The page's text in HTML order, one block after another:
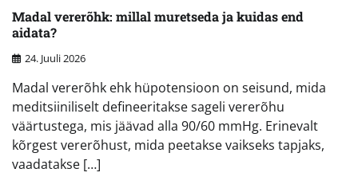
Madal vererõhk: millal muretseda ja kuidas end
aidata?
24. Juuli 2026
Madal vererõhk ehk hüpotensioon on seisund, mida
meditsiiniliselt defineeritakse sageli vererõhu
väärtustega, mis jäävad alla 90/60 mmHg. Erinevalt
kõrgest vererõhust, mida peetakse vaikseks tapjaks,
vaadatakse […]